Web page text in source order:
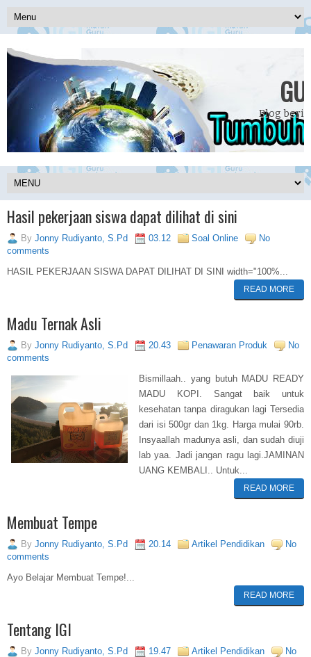
Blog
Hasil pekerjaan siswa dapat dilihat di sini
By Jonny Rudiyanto, S.Pd 03.12 Soal Online
No
comments
HASIL PEKERJAAN SISWA DAPAT DILIHAT DI SINI width="100%...
READ MORE
Madu Ternak Asli
By Jonny Rudiyanto, S.Pd 20.43 Penawaran Produk
No
comments
Bismillaah.. yang butuh MADU READY
MADU KOPI. Sangat baik untuk
kesehatan tanpa diragukan lagi Tersedia
dari isi 500gr dan 1kg. Harga mulai 90rb.
Insyaallah madunya asli, dan sudah diuji
lab yaa. Jadi jangan ragu lagi.JAMINAN
UANG KEMBALI.. Untuk...
READ MORE
Membuat Tempe
By Jonny Rudiyanto, S.Pd 20.14 Artikel Pendidikan
No
comments
Ayo Belajar Membuat Tempe!...
READ MORE
Tentang IGI
By Jonny Rudiyanto, S.Pd 19.47 Artikel Pendidikan
No